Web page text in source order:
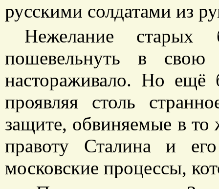
русскими солдатами из
Нежелание старых
пошевельнуть в
настораживало. Но ещё
проявляя столь
защите, обвиняемые в то
правоту Сталина и
московские процессы,